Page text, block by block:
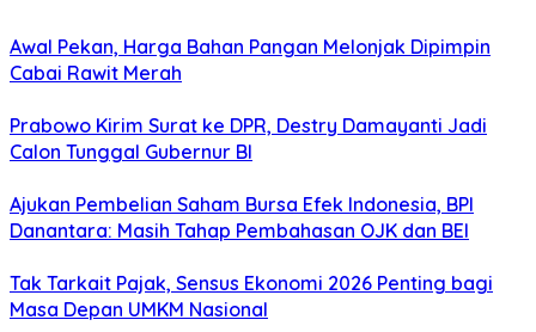
Awal Pekan, Harga Bahan Pangan Melonjak Dipimpin
Cabai Rawit Merah
Prabowo Kirim Surat ke DPR, Destry Damayanti Jadi
Calon Tunggal Gubernur BI
Ajukan Pembelian Saham Bursa Efek Indonesia, BPI
Danantara: Masih Tahap Pembahasan OJK dan BEI
Tak Tarkait Pajak, Sensus Ekonomi 2026 Penting bagi
Masa Depan UMKM Nasional